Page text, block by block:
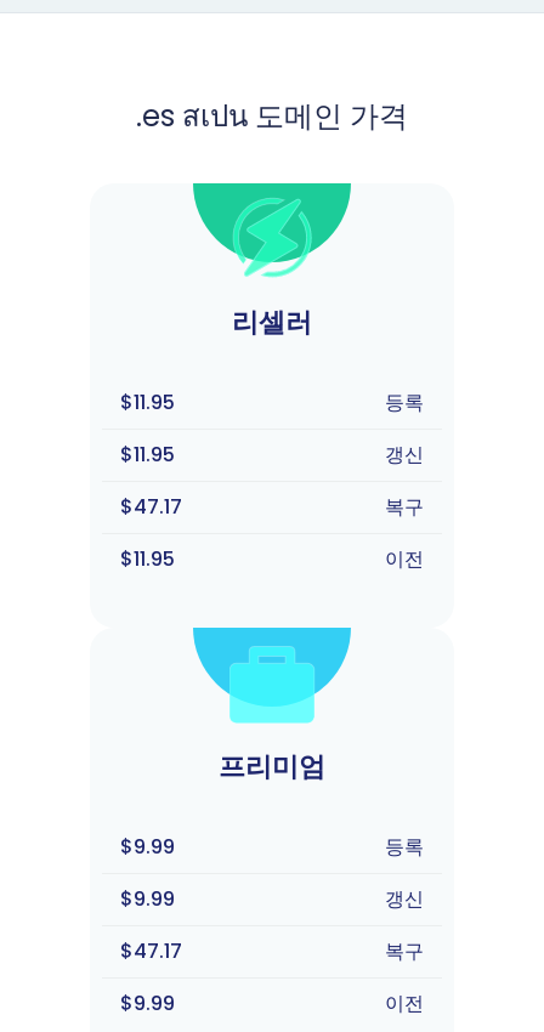
.es สเปน 도메인 가격
리셀러
$11.95
등록
$11.95
갱신
$47.17
복구
$11.95
이전
프리미엄
$9.99
등록
$9.99
갱신
$47.17
복구
$9.99
이전